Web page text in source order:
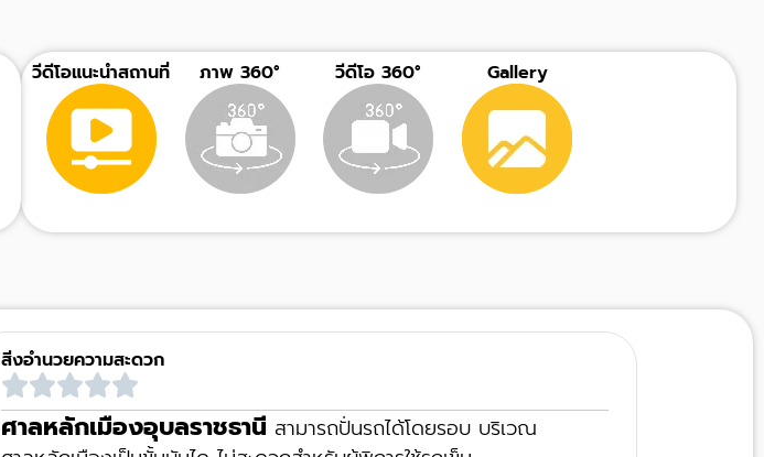
วีดีโอแนะนำสถานที่ ภาพ 360° วีดีโอ 360° Gallery
สิ่งอำนวยความสะดวก
ศาลหลักเมืองอุบลราชธานี สามารถปั่นรถได้โดยรอบ บริเวณ